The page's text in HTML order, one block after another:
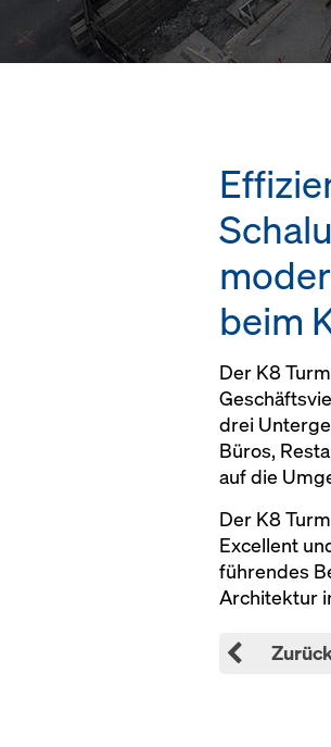
beim
Der K8
drei
Büros,
auf die
Der K8
Excellent
führendes
Architektur